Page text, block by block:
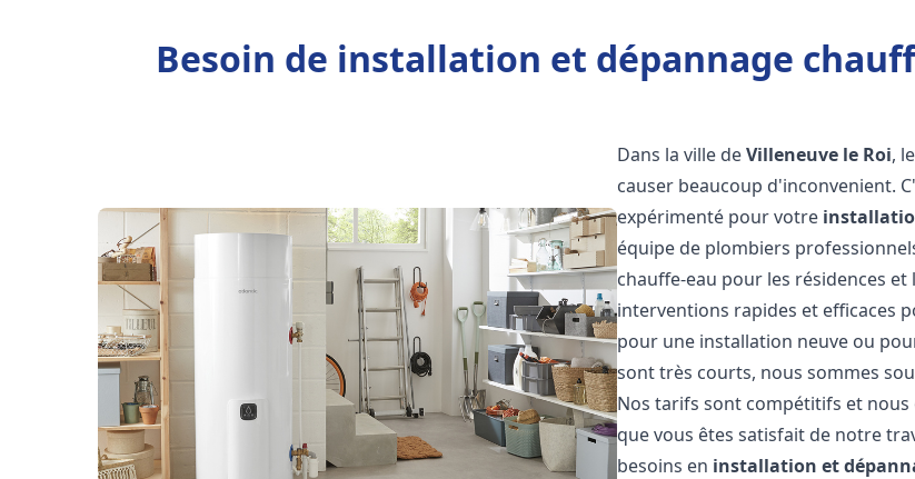
Besoin de installation et dépannage
Dans la ville deVilleneuve le Roi,
causer beaucoup d'inconvenient.
expérimenté pour votre
équipe de plombiers
chauffe-eau pour les résidences
interventions rapides et efficaces
pour une installation neuve ou
sont très courts, nous sommes
Nos tarifs sont compétitifs et
que vous êtes satisfait de notre
besoins en installation et